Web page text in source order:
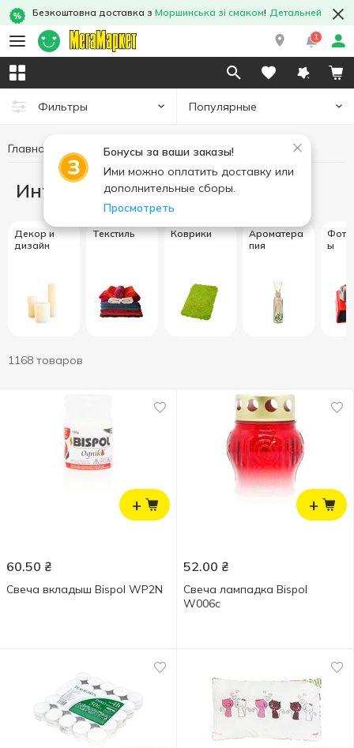
Безкоштовна доставка з Моршинська зі смаком! Детальней
1
Фильтры Популярные
Бонусы за ваши заказы!
Ими можно оплатить доставку или
дополнительные сборы.
Просмотреть
Главная Интерьер и текстиль
Интерьер и текстиль
Декор и
дизайн
Текстиль Коврики
Ароматера
пия
ы
1168 товаров
+
60.50 ₴
Свеча вкладыш Bispol WP2N
+
52.00 ₴
Свеча лампадка Bispol
W006c